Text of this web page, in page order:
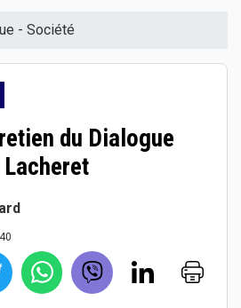
- Société
du Dialogue